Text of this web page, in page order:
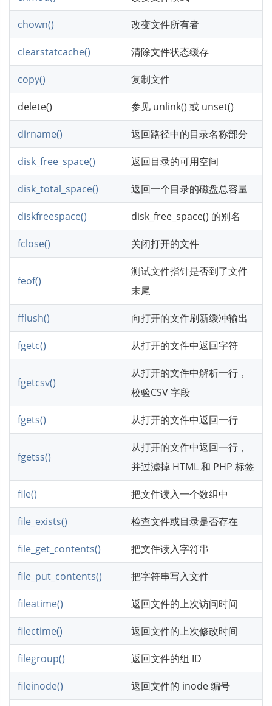
chown() 改变文件所有者
clearstatcache() 清除文件状态缓存
copy() 复制文件
delete() 参见 unlink() 或 unset()
dirname() 返回路径中的目录名称部分
disk_free_space() 返回目录的可用空间
disk_total_space() 返回一个目录的磁盘总容量
diskfreespace() disk_free_space() 的别名
fclose() 关闭打开的文件
feof()
测试文件指针是否到了文件
末尾
fflush() 向打开的文件刷新缓冲输出
fgetc() 从打开的文件中返回字符
fgetcsv()
从打开的文件中解析一行，
校验CSV 字段
fgets() 从打开的文件中返回一行
fgetss()
从打开的文件中返回一行，
并过滤掉 HTML 和 PHP 标签
file() 把文件读入一个数组中
file_exists() 检查文件或目录是否存在
file_get_contents() 把文件读入字符串
file_put_contents() 把字符串写入文件
fileatime() 返回文件的上次访问时间
filectime() 返回文件的上次修改时间
filegroup() 返回文件的组 ID
fileinode() 返回文件的 inode 编号